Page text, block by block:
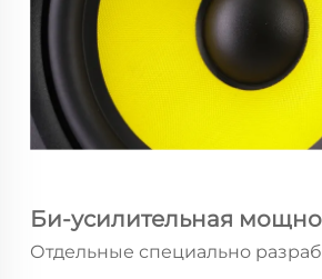
Би-усилительная
Отдельные специально